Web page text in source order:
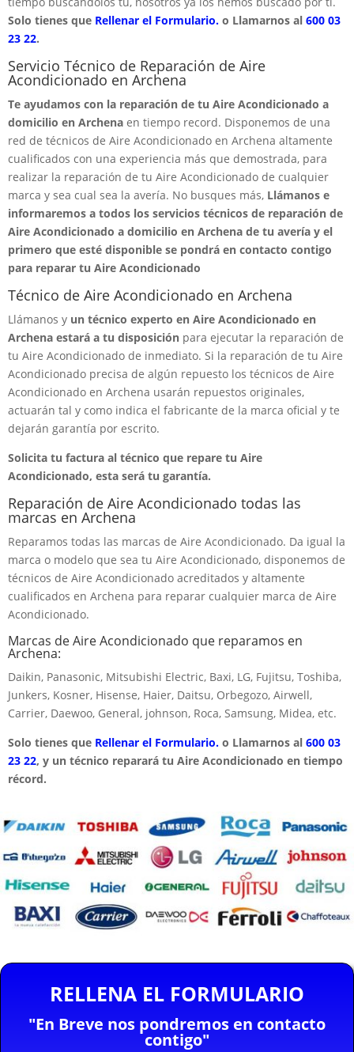
Solo tienes que Rellenar el Formulario. o Llamarnos al 600 03
23 22.
Servicio Técnico de Reparación de Aire
Acondicionado en Archena
Te ayudamos con la reparación de tu Aire Acondicionado a
domicilio en Archena en tiempo record. Disponemos de una
red de técnicos de Aire Acondicionado en Archena altamente
cualificados con una experiencia más que demostrada, para
realizar la reparación de tu Aire Acondicionado de cualquier
marca y sea cual sea la avería. No busques más, Llámanos e
informaremos a todos los servicios técnicos de reparación de
Aire Acondicionado a domicilio en Archena de tu avería y el
primero que esté disponible se pondrá en contacto contigo
para reparar tu Aire Acondicionado
Técnico de Aire Acondicionado en Archena
Llámanos y un técnico experto en Aire Acondicionado en
Archena estará a tu disposición para ejecutar la reparación de
tu Aire Acondicionado de inmediato. Si la reparación de tu Aire
Acondicionado precisa de algún repuesto los técnicos de Aire
Acondicionado en Archena usarán repuestos originales,
actuarán tal y como indica el fabricante de la marca oficial y te
dejarán garantía por escrito.
Solicita tu factura al técnico que repare tu Aire
Acondicionado, esta será tu garantía.
Reparación de Aire Acondicionado todas las
marcas en Archena
Reparamos todas las marcas de Aire Acondicionado. Da igual la
marca o modelo que sea tu Aire Acondicionado, disponemos de
técnicos de Aire Acondicionado acreditados y altamente
cualificados en Archena para reparar cualquier marca de Aire
Acondicionado.
Marcas de Aire Acondicionado que reparamos en
Archena:
Daikin, Panasonic, Mitsubishi Electric, Baxi, LG, Fujitsu, Toshiba,
Junkers, Kosner, Hisense, Haier, Daitsu, Orbegozo, Airwell,
Carrier, Daewoo, General, johnson, Roca, Samsung, Midea, etc.
Solo tienes que Rellenar el Formulario. o Llamarnos al 600 03
23 22, y un técnico reparará tu Aire Acondicionado en tiempo
récord.
RELLENA EL FORMULARIO
"En Breve nos pondremos en contacto
contigo"